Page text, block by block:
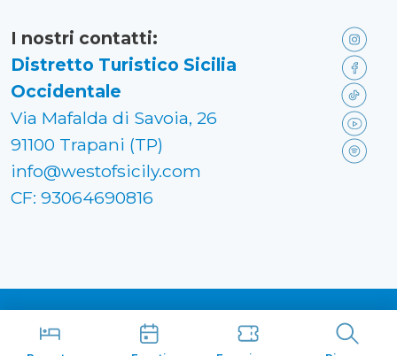
I nostri contatti:
Distretto Turistico Sicilia
Occidentale
Via Mafalda di Savoia, 26
91100 Trapani (TP)
info@westofsicily.com
CF: 93064690816
Made in with passion